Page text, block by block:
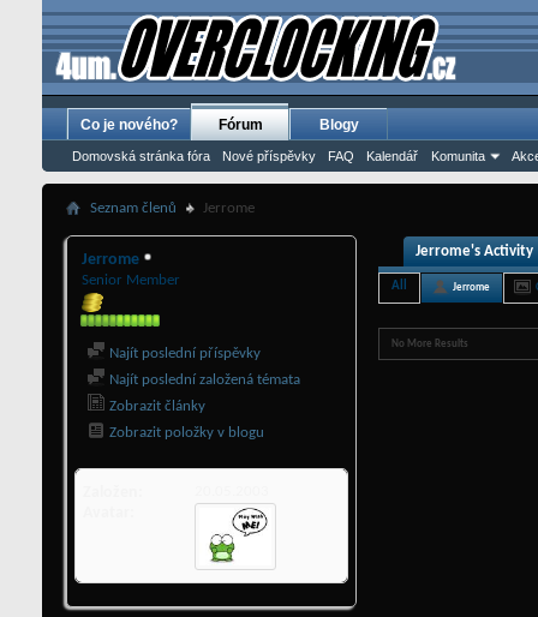
Co je nového? Fórum
Domovská stránka fóra Nové příspěvky FAQ Kalendář Komunita
Blogy
Seznam členů Jerrome
Jerrome
Senior Member
Najít poslední příspěvky
Najít poslední založená témata
Zobrazit články
Zobrazit položky v blogu
Jerrome's Activity
All Jerrome
No More Results